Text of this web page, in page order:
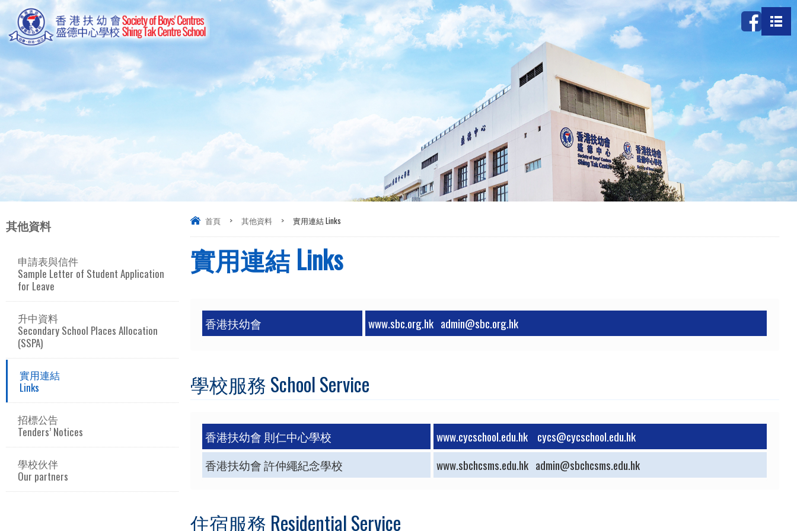
首頁 > 其他資料 > 實用連結 Links
實用連結 Links
香港扶幼會 www.sbc.org.hk admin@sbc.org.hk
學校服務 School Service
香港扶幼會 則仁中心學校 www.cycschool.edu.hk
cycs@cycschool.edu.hk
香港扶幼會 許仲繩紀念學校
www.sbchcsms.edu.hk admin@sbchcsms.edu.hk
住宿服務 Residential Service
其他資料
申請表與信件
Sample Letter of Student Application
for Leave
升中資料
Secondary School Places Allocation
(SSPA)
實用連結
Links
招標公告
Tenders’ Notices
學校伙伴
Our partners